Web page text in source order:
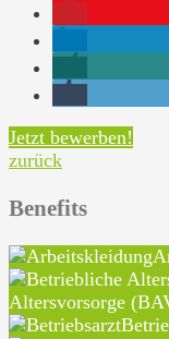
Jetzt bewerben!
zurück
Benefits
Altersvorsorge